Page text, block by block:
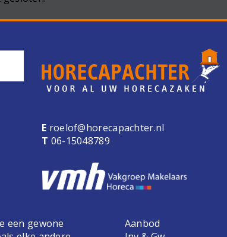
E roelof@horecapachter.nl
T 06-15048789
een gewone
Aanbod